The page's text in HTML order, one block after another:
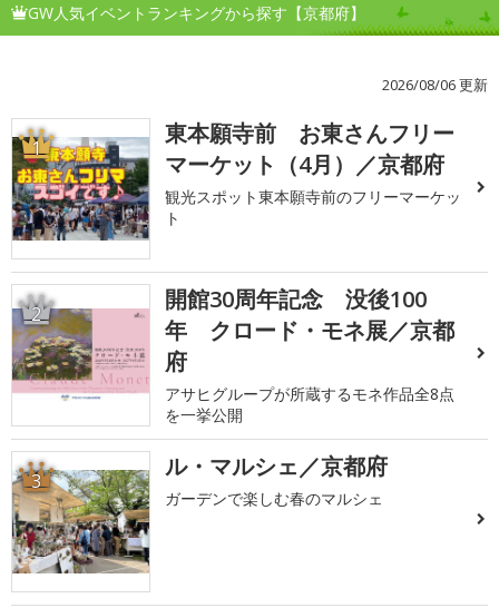
GW人気イベントランキングから探す【京都府】
2026/08/06 更新
1
東本願寺前 お東さんフリー
マーケット（4月）／京都府
観光スポット東本願寺前のフリーマーケッ
ト
2
開館30周年記念 没後100
年 クロード・モネ展／京都
府
アサヒグループが所蔵するモネ作品全8点
を一挙公開
3 ル・マルシェ／京都府
ガーデンで楽しむ春のマルシェ